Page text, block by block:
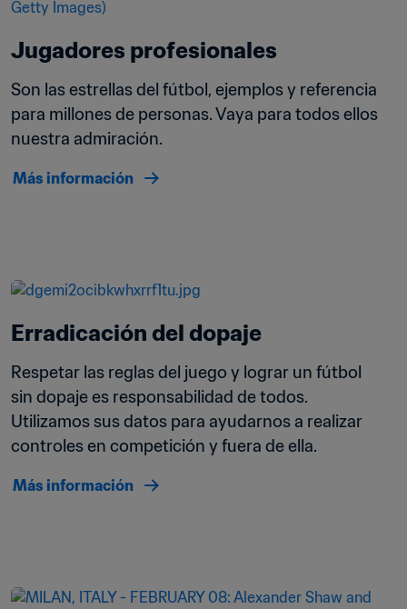
Jugadores profesionales
Son las estrellas del fútbol, ejemplos y referencia
para millones de personas. Vaya para todos ellos
nuestra admiración.
Más información
Erradicación del dopaje
Respetar las reglas del juego y lograr un fútbol
sin dopaje es responsabilidad de todos.
Utilizamos sus datos para ayudarnos a realizar
controles en competición y fuera de ella.
Más información